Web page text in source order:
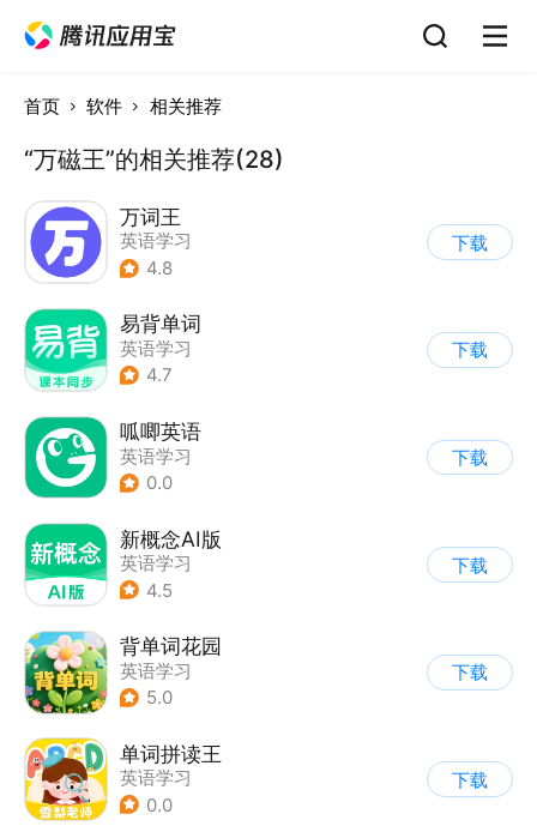
首页 软件 相关推荐
“万磁王”的相关推荐(28)
万词王
英语学习
4.8
下载
易背单词
英语学习
4.7
下载
呱唧英语
英语学习
0.0
下载
新概念AI版
英语学习
4.5
下载
背单词花园
英语学习
5.0
下载
单词拼读王
英语学习
0.0
下载